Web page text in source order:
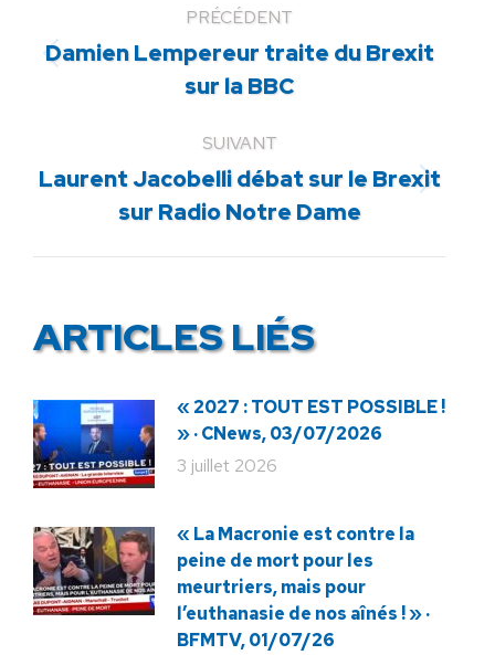
PRÉCÉDENT
Article
précédent
Damien Lempereur traite du Brexit
sur la BBC
SUIVANT
Article
suivant
Laurent Jacobelli débat sur le Brexit
sur Radio Notre Dame
ARTICLES LIÉS
« 2027 : TOUT EST POSSIBLE !
» · CNews, 03/07/2026
3 juillet 2026
« La Macronie est contre la
peine de mort pour les
meurtriers, mais pour
l’euthanasie de nos aînés ! » ·
BFMTV, 01/07/26